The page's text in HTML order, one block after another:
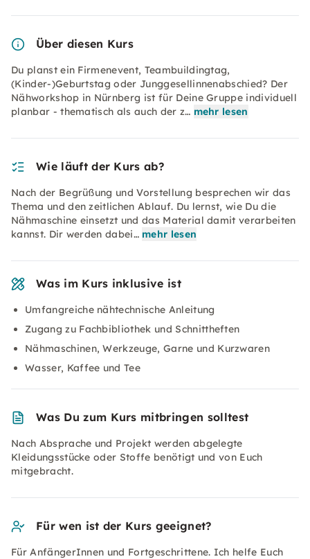
Über diesen Kurs
Du planst ein Firmenevent, Teambuildingtag,
(Kinder-)Geburtstag oder Junggesellinnenabschied? Der
Nähworkshop in Nürnberg ist für Deine Gruppe individuell
planbar - thematisch als auch der z… mehr lesen
Wie läuft der Kurs ab?
Nach der Begrüßung und Vorstellung besprechen wir das
Thema und den zeitlichen Ablauf. Du lernst, wie Du die
Nähmaschine einsetzt und das Material damit verarbeiten
kannst. Dir werden dabei… mehr lesen
Was im Kurs inklusive ist
Umfangreiche nähtechnische Anleitung
Zugang zu Fachbibliothek und Schnittheften
Nähmaschinen, Werkzeuge, Garne und Kurzwaren
Wasser, Kaffee und Tee
Was Du zum Kurs mitbringen solltest
Nach Absprache und Projekt werden abgelegte
Kleidungsstücke oder Stoffe benötigt und von Euch
mitgebracht.
Für wen ist der Kurs geeignet?
Für AnfängerInnen und Fortgeschrittene. Ich helfe Euch